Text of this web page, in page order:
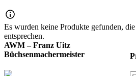
Es wurden keine Produkte gefunden,
entsprechen.
AWM – Franz Uitz
Büchsenmachermeister